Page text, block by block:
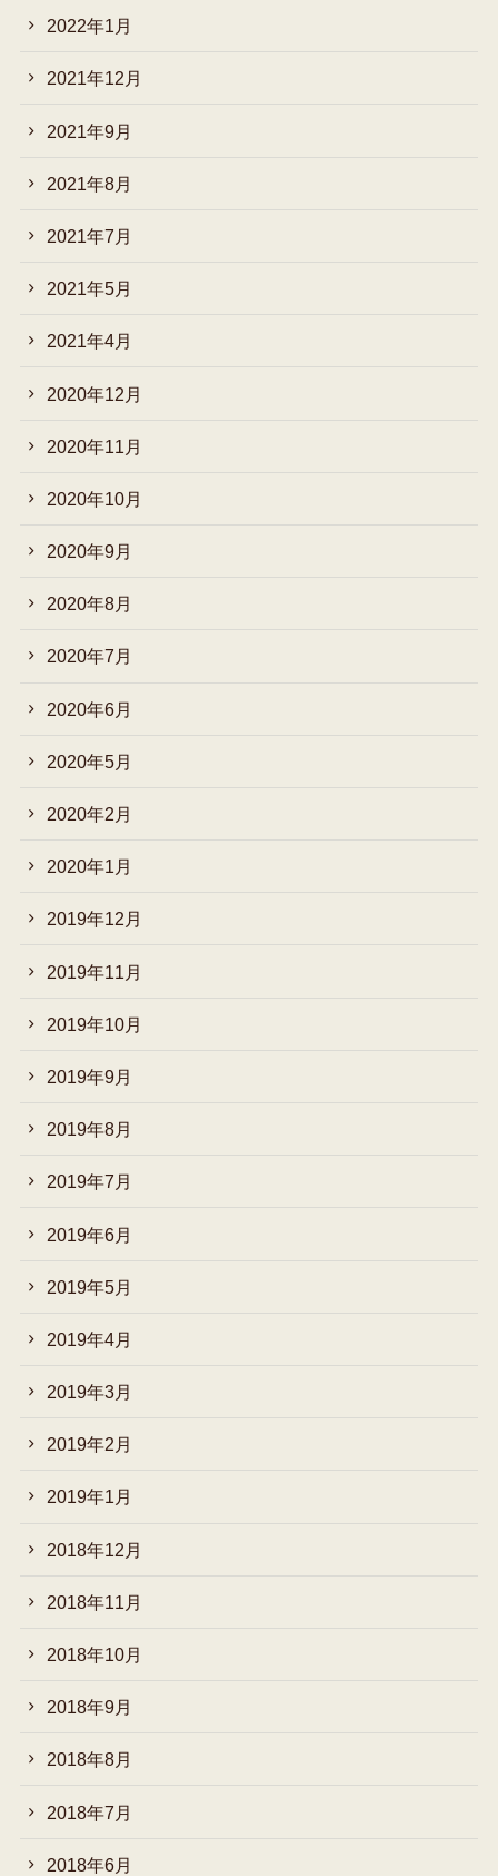
2022年1月
2021年12月
2021年9月
2021年8月
2021年7月
2021年5月
2021年4月
2020年12月
2020年11月
2020年10月
2020年9月
2020年8月
2020年7月
2020年6月
2020年5月
2020年2月
2020年1月
2019年12月
2019年11月
2019年10月
2019年9月
2019年8月
2019年7月
2019年6月
2019年5月
2019年4月
2019年3月
2019年2月
2019年1月
2018年12月
2018年11月
2018年10月
2018年9月
2018年8月
2018年7月
2018年6月